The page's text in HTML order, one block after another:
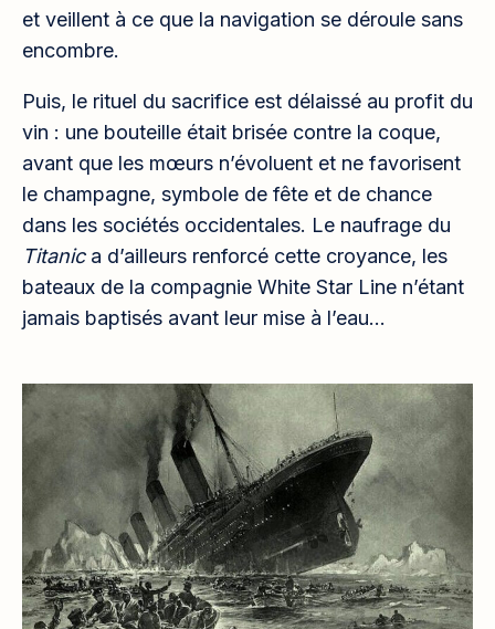
et veillent à ce que la navigation se déroule sans
encombre.
Puis, le rituel du sacrifice est délaissé au profit du
vin : une bouteille était brisée contre la coque,
avant que les mœurs n’évoluent et ne favorisent
le champagne, symbole de fête et de chance
dans les sociétés occidentales. Le naufrage du
Titanica d’ailleurs renforcé cette croyance, les
bateaux de la compagnie White Star Line n’étant
jamais baptisés avant leur mise à l’eau…